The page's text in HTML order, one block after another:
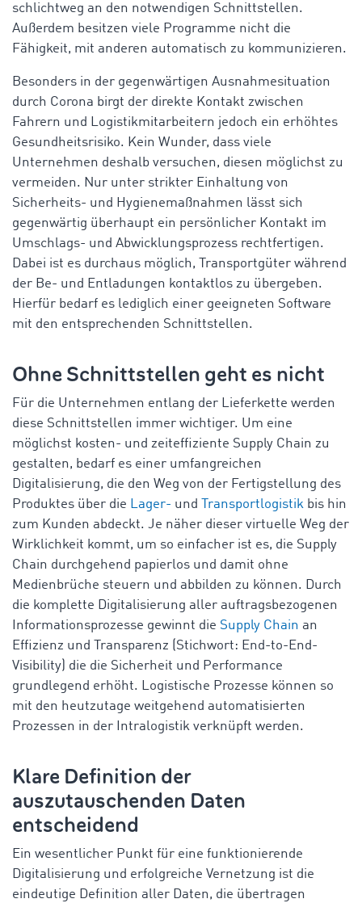
schlichtweg an den notwendigen Schnittstellen.
Außerdem besitzen viele Programme nicht die
Fähigkeit, mit anderen automatisch zu kommunizieren.
Besonders in der gegenwärtigen Ausnahmesituation
durch Corona birgt der direkte Kontakt zwischen
Fahrern und Logistikmitarbeitern jedoch ein erhöhtes
Gesundheitsrisiko. Kein Wunder, dass viele
Unternehmen deshalb versuchen, diesen möglichst zu
vermeiden. Nur unter strikter Einhaltung von
Sicherheits- und Hygienemaßnahmen lässt sich
gegenwärtig überhaupt ein persönlicher Kontakt im
Umschlags- und Abwicklungsprozess rechtfertigen.
Dabei ist es durchaus möglich, Transportgüter während
der Be- und Entladungen kontaktlos zu übergeben.
Hierfür bedarf es lediglich einer geeigneten Software
mit den entsprechenden Schnittstellen.
Ohne Schnittstellen geht es nicht
Für die Unternehmen entlang der Lieferkette werden
diese Schnittstellen immer wichtiger. Um eine
möglichst kosten- und zeiteffiziente Supply Chain zu
gestalten, bedarf es einer umfangreichen
Digitalisierung, die den Weg von der Fertigstellung des
Produktes über die Lager- und Transportlogistik bis hin
zum Kunden abdeckt. Je näher dieser virtuelle Weg der
Wirklichkeit kommt, um so einfacher ist es, die Supply
Chain durchgehend papierlos und damit ohne
Medienbrüche steuern und abbilden zu können. Durch
die komplette Digitalisierung aller auftragsbezogenen
Informationsprozesse gewinnt die Supply Chain an
Effizienz und Transparenz (Stichwort: End-to-End-
Visibility) die die Sicherheit und Performance
grundlegend erhöht. Logistische Prozesse können so
mit den heutzutage weitgehend automatisierten
Prozessen in der Intralogistik verknüpft werden.
Klare Definition der
auszutauschenden Daten
entscheidend
Ein wesentlicher Punkt für eine funktionierende
Digitalisierung und erfolgreiche Vernetzung ist die
eindeutige Definition aller Daten, die übertragen